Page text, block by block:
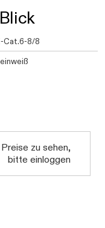
Cat.6-8/8
zu sehen,
bitte einloggen